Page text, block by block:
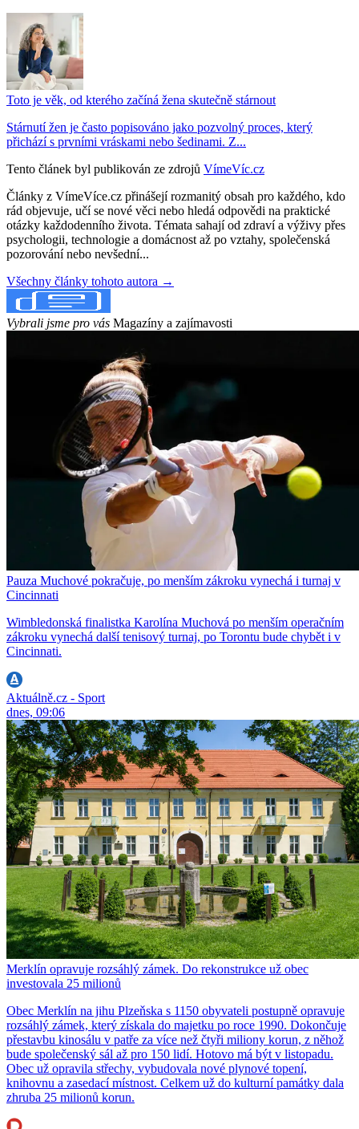
Toto je věk, od kterého začíná žena skutečně stárnout
Stárnutí žen je často popisováno jako pozvolný proces, který
přichází s prvními vráskami nebo šedinami. Z...
Tento článek byl publikován ze zdrojů VímeVíc.cz
Články z VímeVíce.cz přinášejí rozmanitý obsah pro každého, kdo
rád objevuje, učí se nové věci nebo hledá odpovědi na praktické
otázky každodenního života. Témata sahají od zdraví a výživy přes
psychologii, technologie a domácnost až po vztahy, společenská
pozorování nebo nevšední...
Všechny články tohoto autora →
Vybrali jsme pro vás Magazíny a zajímavosti
Pauza Muchové pokračuje, po menším zákroku vynechá i turnaj v
Cincinnati
Wimbledonská finalistka Karolína Muchová po menším operačním
zákroku vynechá další tenisový turnaj, po Torontu bude chybět i v
Cincinnati.
Aktuálně.cz - Sport
dnes, 09:06
Merklín opravuje rozsáhlý zámek. Do rekonstrukce už obec
investovala 25 milionů
Obec Merklín na jihu Plzeňska s 1150 obyvateli postupně opravuje
rozsáhlý zámek, který získala do majetku po roce 1990. Dokončuje
přestavbu kinosálu v patře za více než čtyři miliony korun, z něhož
bude společenský sál až pro 150 lidí. Hotovo má být v listopadu.
Obec už opravila střechy, vybudovala nové plynové topení,
knihovnu a zasedací místnost. Celkem už do kulturní památky dala
zhruba 25 milionů korun.